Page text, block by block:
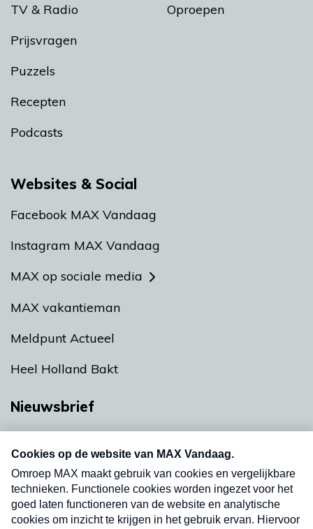
TV & Radio
Prijsvragen
Puzzels
Recepten
Podcasts
Oproepen
Websites & Social
Facebook MAX Vandaag
Instagram MAX Vandaag
MAX op sociale media
MAX vakantieman
Meldpunt Actueel
Heel Holland Bakt
Nieuwsbrief
nieuwsbrief. Elke vrijdag- en dinsdagochtend in
uw mailbox.
Verzend